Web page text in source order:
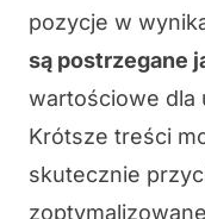
pozycje w
są postrzegane
wartościowe dla
Krótsze treści
skutecznie